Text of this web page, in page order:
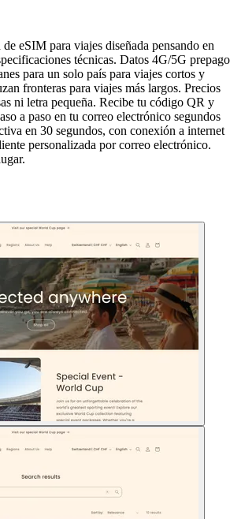
eSIM para viajes diseñada pensando en
técnicas. Datos 4G/5G prepago
para un solo país para viajes cortos y
fronteras para viajes más largos. Precios
ni letra pequeña. Recibe tu código QR y
a paso en tu correo electrónico segundos
en 30 segundos, con conexión a internet
personalizada por correo electrónico.